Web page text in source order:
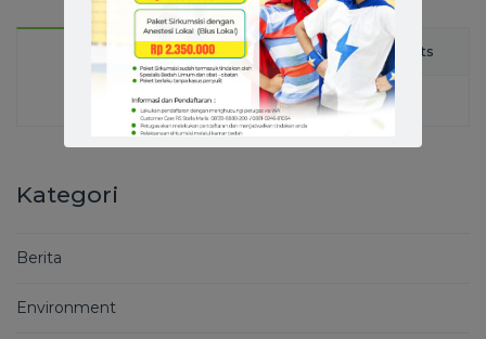
Popular Latest Comments
Kategori
Berita
Environment